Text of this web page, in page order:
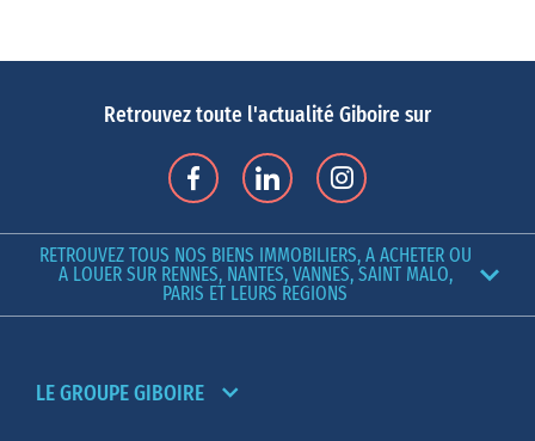
Retrouvez toute l'actualité Giboire sur
RETROUVEZ TOUS NOS BIENS IMMOBILIERS, A ACHETER OU
A LOUER SUR RENNES, NANTES, VANNES, SAINT MALO,
PARIS ET LEURS REGIONS
LE GROUPE GIBOIRE